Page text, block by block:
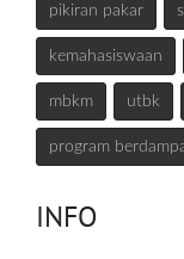
pikiran pakar
kemahasiswaan
mbkm utbk
program
INFO